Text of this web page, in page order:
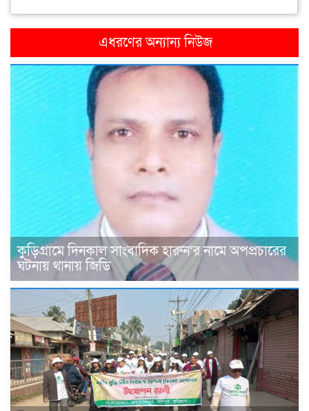
এধরণের অন্যান্য নিউজ
কুড়িগ্রামে দিনকাল সাংবাদিক হারুন’র নামে অপপ্রচারের
ঘটনায় থানায় জিডি